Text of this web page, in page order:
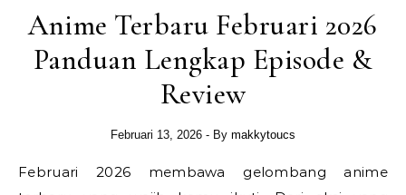
Anime Terbaru Februari 2026
Panduan Lengkap Episode &
Review
Februari 13, 2026 - By makkytoucs
Februari 2026 membawa gelombang anime